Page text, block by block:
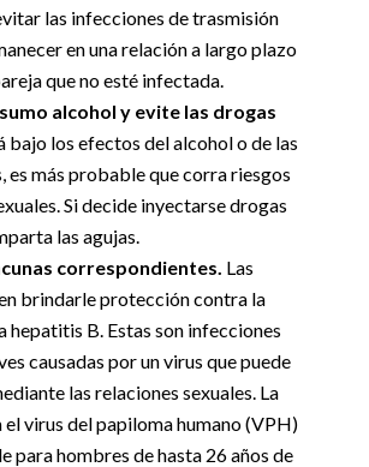
las infecciones de trasmisión
en una relación a largo plazo
que no esté infectada.
alcohol y evite las drogas
bajo los efectos del alcohol o de las
es más probable que corra riesgos
Si decide inyectarse drogas
las agujas.
correspondientes. Las
brindarle protección contra la
hepatitis B. Estas son infecciones
causadas por un virus que puede
las relaciones sexuales. La
el virus del papiloma humano (VPH)
para hombres de hasta 26 años de